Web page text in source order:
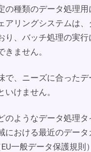
の種類のデータ処理
アリングシステムは
り、バッチ処理の実
きません。
で、ニーズに合った
いけません。
のようなデータ処理
における最近のデー
EU一般データ保護規則